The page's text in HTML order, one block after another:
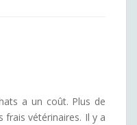
a un coût. Plus de
frais vétérinaires. Il y a